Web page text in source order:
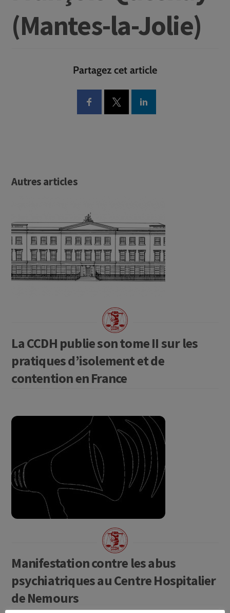
(Mantes-la-Jolie)
Partagez cet article
Autres articles
La CCDH publie son tome II sur les
pratiques d’isolement et de
contention en France
Manifestation contre les abus
psychiatriques au Centre Hospitalier
de Nemours